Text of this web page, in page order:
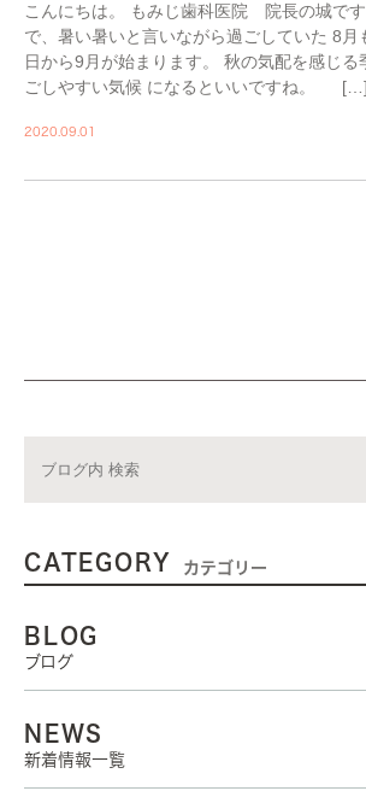
こんにちは。 もみじ歯科医院 院長の城で
で、暑い暑いと言いながら過ごしていた 8月
日から9月が始まります。 秋の気配を感じる
ごしやすい気候 になるといいですね。 […]
2020.09.01
CATEGORY カテゴリー
BLOG
ブログ
NEWS
新着情報一覧